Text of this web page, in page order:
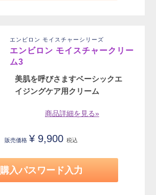
エンビロン モイスチャーシリーズ
エンビロン モイスチャークリー
ム3
美肌を呼びさますベーシックエ
イジングケア用クリーム
商品詳細を見る»
販売価格 ¥ 9,900 税込
購入パスワード入力